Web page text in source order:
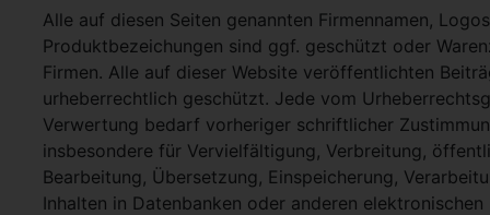
Alle auf diesen Seiten genannten Firmennamen,
Produktbezeichungen sind ggf. geschützt oder
Firmen. Alle auf dieser Website veröffentlichten
urheberrechtlich geschützt. Jede vom
Verwertung bedarf vorheriger schriftlicher
insbesondere für Vervielfältigung, Verbreitung,
Bearbeitung, Übersetzung, Einspeicherung,
Inhalten in Datenbanken oder anderen